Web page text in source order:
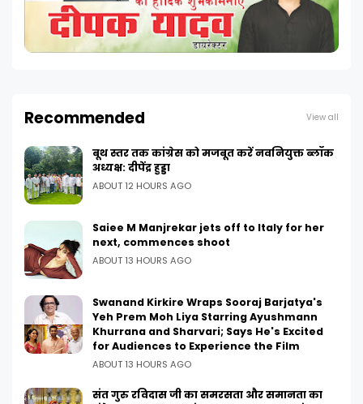
Recommended View all
बूथ स्तर तक कांग्रेस को मजबूत करें नवनियुक्त ब्लॉक
अध्यक्ष: दीपेंद्र हुड्डा
ABOUT 12 HOURS AGO
Saiee M Manjrekar jets off to Italy for her
next, commences shoot
ABOUT 13 HOURS AGO
Swanand Kirkire Wraps Sooraj Barjatya's
Yeh Prem Moh Liya Starring Ayushmann
Khurrana and Sharvari; Says He's Excited
for Audiences to Experience the Film
ABOUT 13 HOURS AGO
संत गुरु रविदास जी का समरसता और समानता का